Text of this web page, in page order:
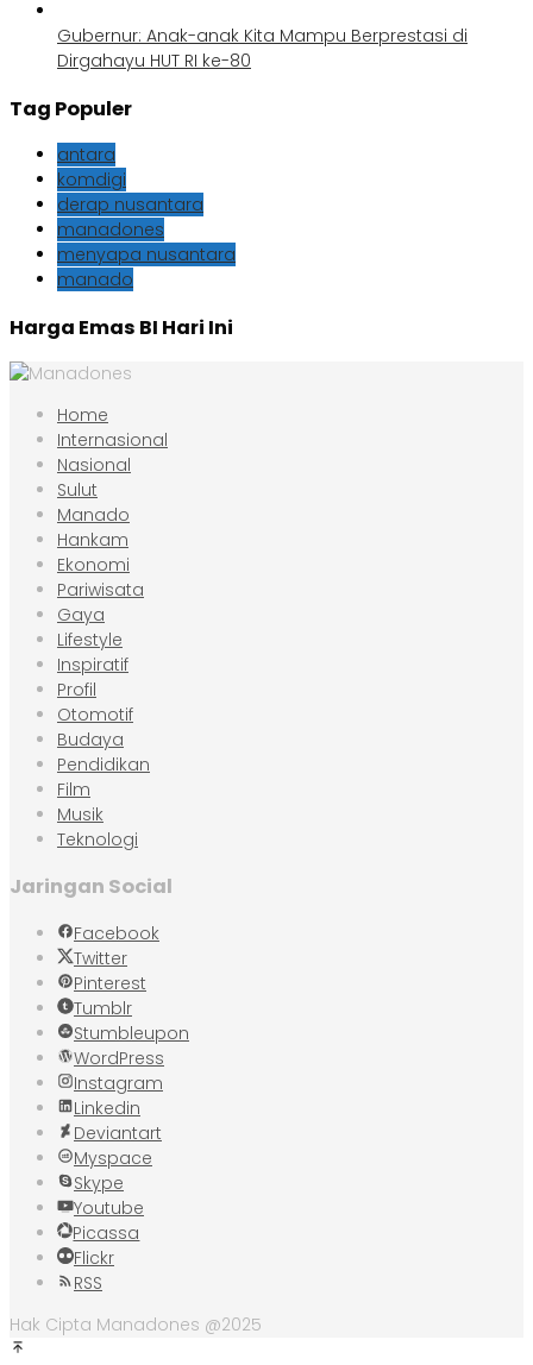
Gubernur: Anak-anak Kita Mampu Berprestasi di
Dirgahayu HUT RI ke-80
Tag Populer
antara
komdigi
derap nusantara
manadones
menyapa nusantara
manado
Harga Emas BI Hari Ini
Home
Internasional
Nasional
Sulut
Manado
Hankam
Ekonomi
Pariwisata
Gaya
Lifestyle
Inspiratif
Profil
Otomotif
Budaya
Pendidikan
Film
Musik
Teknologi
Jaringan Social
Facebook
Twitter
Pinterest
Tumblr
Stumbleupon
WordPress
Instagram
Linkedin
Deviantart
Myspace
Skype
Youtube
Picassa
Flickr
RSS
Hak Cipta Manadones @2025